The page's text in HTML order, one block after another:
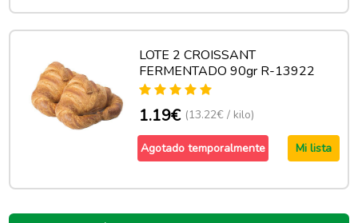
LOTE 2 CROISSANT
FERMENTADO 90gr R-13922
1.19€ (13.22€ / kilo)
Agotado temporalmente Mi lista